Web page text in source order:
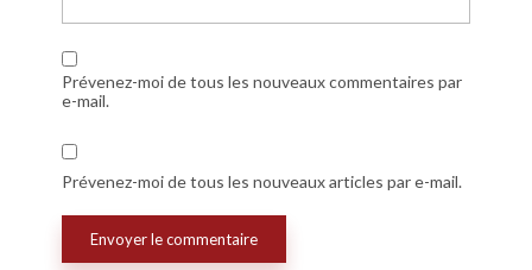
Prévenez-moi de tous les nouveaux commentaires par
e-mail.
Prévenez-moi de tous les nouveaux articles par e-mail.